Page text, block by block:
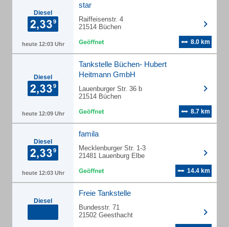
Diesel
heute 12:03 Uhr
star
Raiffeisenstr. 4
21514 Büchen
8.0 km
Diesel
heute 12:09 Uhr
Tankstelle Büchen- Hubert
Heitmann GmbH
Lauenburger Str. 36 b
21514 Büchen
8.7 km
Diesel
heute 12:03 Uhr
famila
Mecklenburger Str. 1-3
21481 Lauenburg Elbe
14.4 km
Diesel
Freie Tankstelle
Bundesstr. 71
21502 Geesthacht